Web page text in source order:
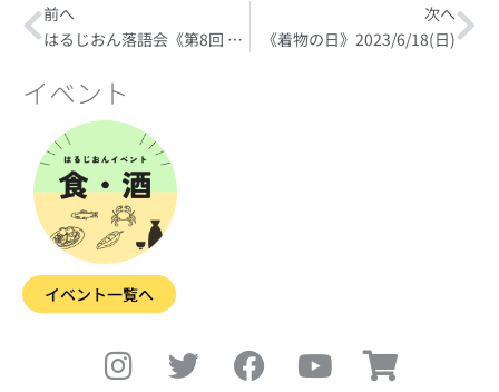
Prev
前へ
はるじおん落語会《第8回 ほろ酔い 燗らくご》【出演 三遊亭志う歌さん】2023/5/27(土)
次へ
《着物の日》2023/6/18(日)
イベント
イベント一覧へ
I
n w a o h